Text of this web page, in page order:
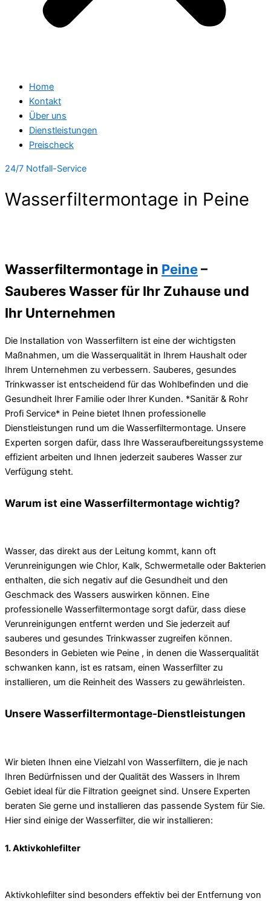
Home
Kontakt
Über uns
Dienstleistungen
Preischeck
24/7 Notfall-Service
Wasserfiltermontage in Peine
Wasserfiltermontage in Peine–
Sauberes Wasser für Ihr Zuhause und
Ihr Unternehmen
Die Installation von Wasserfiltern ist eine der wichtigsten
Maßnahmen, um die Wasserqualität in Ihrem Haushalt oder
Ihrem Unternehmen zu verbessern. Sauberes, gesundes
Trinkwasser ist entscheidend für das Wohlbefinden und die
Gesundheit Ihrer Familie oder Ihrer Kunden. *Sanitär & Rohr
Profi Service* in Peine bietet Ihnen professionelle
Dienstleistungen rund um die Wasserfiltermontage. Unsere
Experten sorgen dafür, dass Ihre Wasseraufbereitungssysteme
effizient arbeiten und Ihnen jederzeit sauberes Wasser zur
Verfügung steht.
Warum ist eine Wasserfiltermontage wichtig?
Wasser, das direkt aus der Leitung kommt, kann oft
Verunreinigungen wie Chlor, Kalk, Schwermetalle oder Bakterien
enthalten, die sich negativ auf die Gesundheit und den
Geschmack des Wassers auswirken können. Eine
professionelle Wasserfiltermontage sorgt dafür, dass diese
Verunreinigungen entfernt werden und Sie jederzeit auf
sauberes und gesundes Trinkwasser zugreifen können.
Besonders in Gebieten wie Peine , in denen die Wasserqualität
schwanken kann, ist es ratsam, einen Wasserfilter zu
installieren, um die Reinheit des Wassers zu gewährleisten.
Unsere Wasserfiltermontage-Dienstleistungen
Wir bieten Ihnen eine Vielzahl von Wasserfiltern, die je nach
Ihren Bedürfnissen und der Qualität des Wassers in Ihrem
Gebiet ideal für die Filtration geeignet sind. Unsere Experten
beraten Sie gerne und installieren das passende System für Sie.
Hier sind einige der Wasserfilter, die wir installieren:
1. Aktivkohlefilter
Aktivkohlefilter sind besonders effektiv bei der Entfernung von